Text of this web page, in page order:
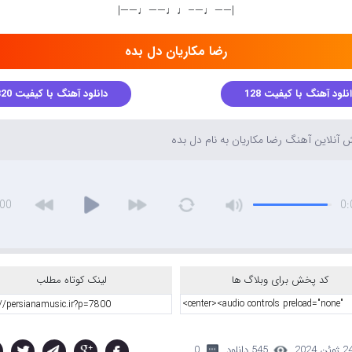
|——♩—–♩♩——♩——|
رضا مکاریان دل بده
آهنگ با کیفیت 128 دانلود آهنگ با کیفیت 320
آهنگ رضا مکاریان به نام دل بده
کد پخش برای وبلاگ ها لینک کوتاه مطلب